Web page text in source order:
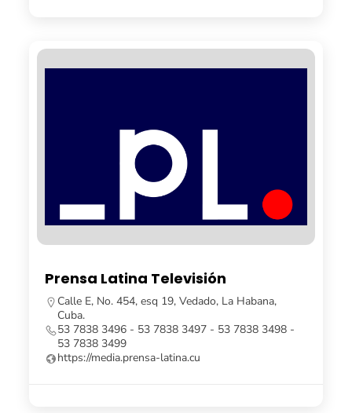
Prensa Latina Televisión
Calle E, No. 454, esq 19, Vedado, La Habana,
Cuba.
53 7838 3496 - 53 7838 3497 - 53 7838 3498 -
53 7838 3499
https://media.prensa-latina.cu